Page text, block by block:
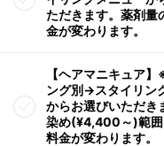
ただきます。薬剤量
金が変わります。
【ヘアマニキュア
ング別→スタイリン
からお選びいただき
染め(¥4,400～)範囲
料金が変わります。